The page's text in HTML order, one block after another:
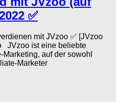
✅
mit JVzoo ✅ [JVzoo
ist eine beliebte
auf der sowohl
Marketer